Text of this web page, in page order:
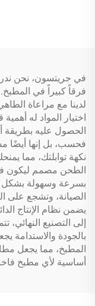
في جريتسون، نحن
فرقاً كبيراً في
لدينا مع مراعاة
اختيار المواد له
الحصول عليه بطريقة
فحسب، بل إنها أيضًا
الطحن مصمم ليكون
بسرعة وسهولة بشكل
الصيانة، وتشجع على
يضمن نظام الإنتاج
إلى التصنيع النهائي،
بالجودة والاستدامة
المطبخ، مما يجعل
أساسية لأي مطبخ